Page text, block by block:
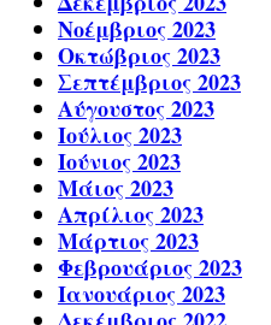
Νοέμβριος 2023
Οκτώβριος 2023
Σεπτέμβριος 2023
Αύγουστος 2023
Ιούλιος 2023
Ιούνιος 2023
Μάιος 2023
Απρίλιος 2023
Μάρτιος 2023
Φεβρουάριος 2023
Ιανουάριος 2023